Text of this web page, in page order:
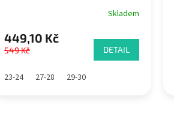
Skladem
449,10 Kč
549 Kč DETAIL
23-24 27-28 29-30